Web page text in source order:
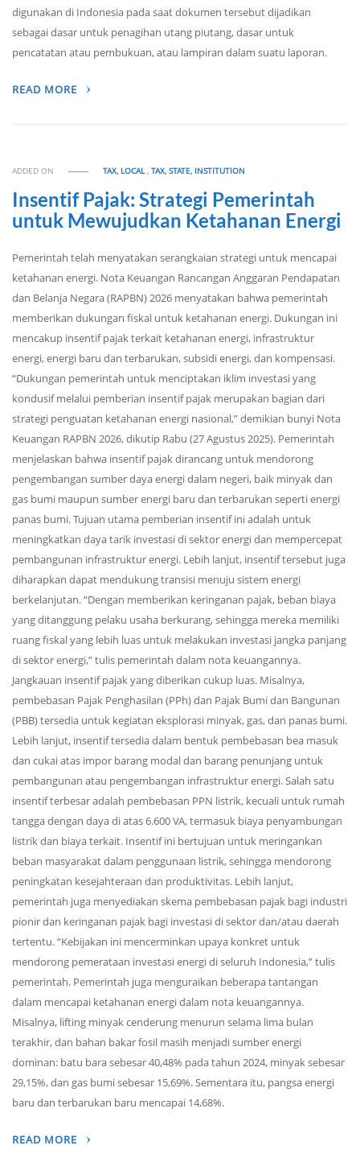
digunakan di Indonesia pada saat dokumen tersebut dijadikan
sebagai dasar untuk penagihan utang piutang, dasar untuk
pencatatan atau pembukuan, atau lampiran dalam suatu laporan.
READ MORE
ADDED ON TAX, LOCAL,TAX, STATE, INSTITUTION
Insentif Pajak: Strategi Pemerintah
untuk Mewujudkan Ketahanan Energi
Pemerintah telah menyatakan serangkaian strategi untuk mencapai
ketahanan energi. Nota Keuangan Rancangan Anggaran Pendapatan
dan Belanja Negara (RAPBN) 2026 menyatakan bahwa pemerintah
memberikan dukungan fiskal untuk ketahanan energi. Dukungan ini
mencakup insentif pajak terkait ketahanan energi, infrastruktur
energi, energi baru dan terbarukan, subsidi energi, dan kompensasi.
“Dukungan pemerintah untuk menciptakan iklim investasi yang
kondusif melalui pemberian insentif pajak merupakan bagian dari
strategi penguatan ketahanan energi nasional,” demikian bunyi Nota
Keuangan RAPBN 2026, dikutip Rabu (27 Agustus 2025). Pemerintah
menjelaskan bahwa insentif pajak dirancang untuk mendorong
pengembangan sumber daya energi dalam negeri, baik minyak dan
gas bumi maupun sumber energi baru dan terbarukan seperti energi
panas bumi. Tujuan utama pemberian insentif ini adalah untuk
meningkatkan daya tarik investasi di sektor energi dan mempercepat
pembangunan infrastruktur energi. Lebih lanjut, insentif tersebut juga
diharapkan dapat mendukung transisi menuju sistem energi
berkelanjutan. “Dengan memberikan keringanan pajak, beban biaya
yang ditanggung pelaku usaha berkurang, sehingga mereka memiliki
ruang fiskal yang lebih luas untuk melakukan investasi jangka panjang
di sektor energi,” tulis pemerintah dalam nota keuangannya.
Jangkauan insentif pajak yang diberikan cukup luas. Misalnya,
pembebasan Pajak Penghasilan (PPh) dan Pajak Bumi dan Bangunan
(PBB) tersedia untuk kegiatan eksplorasi minyak, gas, dan panas bumi.
Lebih lanjut, insentif tersedia dalam bentuk pembebasan bea masuk
dan cukai atas impor barang modal dan barang penunjang untuk
pembangunan atau pengembangan infrastruktur energi. Salah satu
insentif terbesar adalah pembebasan PPN listrik, kecuali untuk rumah
tangga dengan daya di atas 6.600 VA, termasuk biaya penyambungan
listrik dan biaya terkait. Insentif ini bertujuan untuk meringankan
beban masyarakat dalam penggunaan listrik, sehingga mendorong
peningkatan kesejahteraan dan produktivitas. Lebih lanjut,
pemerintah juga menyediakan skema pembebasan pajak bagi industri
pionir dan keringanan pajak bagi investasi di sektor dan/atau daerah
tertentu. “Kebijakan ini mencerminkan upaya konkret untuk
mendorong pemerataan investasi energi di seluruh Indonesia,” tulis
pemerintah. Pemerintah juga menguraikan beberapa tantangan
dalam mencapai ketahanan energi dalam nota keuangannya.
Misalnya, lifting minyak cenderung menurun selama lima bulan
terakhir, dan bahan bakar fosil masih menjadi sumber energi
dominan: batu bara sebesar 40,48% pada tahun 2024, minyak sebesar
29,15%, dan gas bumi sebesar 15,69%. Sementara itu, pangsa energi
baru dan terbarukan baru mencapai 14,68%.
READ MORE